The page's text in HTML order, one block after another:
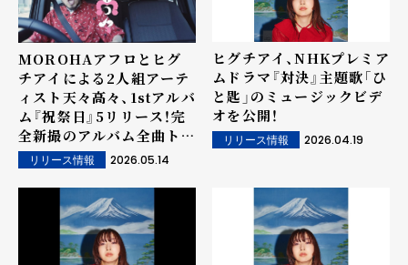
MOROHAアフロとヒグ
チアイによる2人組アーテ
ィスト天々高々、1stアルバ
ム『祝祭日』5リリース！完
全新撮のアルバム全曲トレ
ーラー公開！
リリース情報 2026.05.14
ヒグチアイ、NHKプレミア
ムドラマ『対決』主題歌「ひ
と匙」のミュージックビデ
オを公開！
リリース情報 2026.04.19